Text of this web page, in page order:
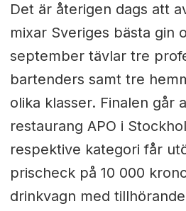
Det är återigen dags att
mixar Sveriges bästa gin
september tävlar tre
bartenders samt tre
olika klasser. Finalen går
restaurang APO i
respektive kategori får
prischeck på 10 000
drinkvagn med